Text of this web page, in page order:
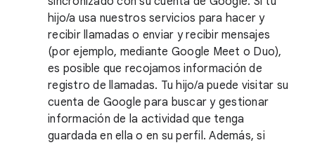
hijo/a usa nuestros servicios para hacer y
recibir llamadas o enviar y recibir mensajes
(por ejemplo, mediante Google Meet o Duo),
es posible que recojamos información de
registro de llamadas. Tu hijo/a puede visitar su
cuenta de Google para buscar y gestionar
información de la actividad que tenga
guardada en ella o en su perfil. Además, si